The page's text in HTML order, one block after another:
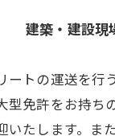
建築・建設現
トの運送を
免許をお持
たします。